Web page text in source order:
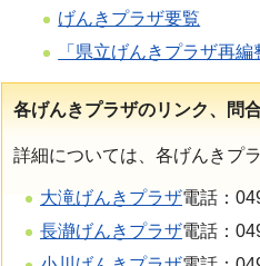
げんきプラザ要覧
「県立げんきプラザ再
各げんきプラザのリンク、問
詳細については、各げんきプ
大滝げんきプラザ電話：
長瀞げんきプラザ電話：